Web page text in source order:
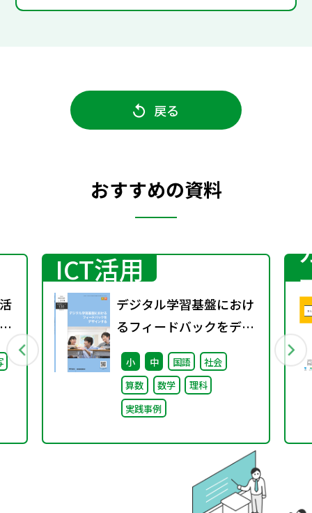
戻る
おすすめの資料
ICT活用
デジタル学習基盤におけ
るフィードバックをデザ
インする（特別課題
138）
小 中 国語
社会
算数
数学
理科
実践事例